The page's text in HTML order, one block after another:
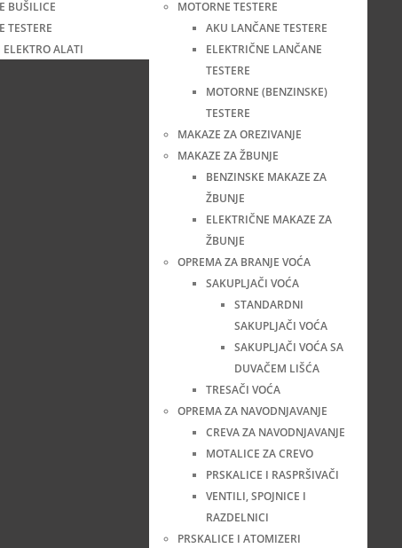
BUŠILICE
TESTERE
ALATI
MOTORNE TESTERE
AKU LANČANE TESTERE
ELEKTRIČNE LANČANE
TESTERE
MOTORNE (BENZINSKE)
TESTERE
MAKAZE ZA OREZIVANJE
MAKAZE ZA ŽBUNJE
BENZINSKE MAKAZE ZA
ŽBUNJE
ELEKTRIČNE MAKAZE ZA
ŽBUNJE
OPREMA ZA BRANJE VOĆA
SAKUPLJAČI VOĆA
STANDARDNI
SAKUPLJAČI VOĆA
SAKUPLJAČI VOĆA SA
DUVAČEM LIŠĆA
TRESAČI VOĆA
OPREMA ZA NAVODNJAVANJE
CREVA ZA NAVODNJAVANJE
MOTALICE ZA CREVO
PRSKALICE I RASPRŠIVAČI
VENTILI, SPOJNICE I
RAZDELNICI
PRSKALICE I ATOMIZERI